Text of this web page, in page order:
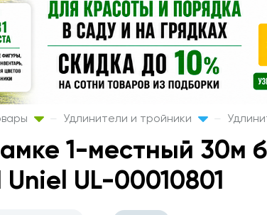
Удлинители и тройники
1-местный 30м
Uniel UL-00010801